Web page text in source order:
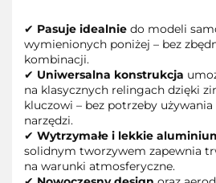
✔ Pasuje idealnie do modeli
wymienionych poniżej – bez
kombinacji.
✔ Uniwersalna konstrukcja
na klasycznych relingach dzięki
kluczowi – bez potrzeby
narzędzi.
✔ Wytrzymałe i lekkie
solidnym tworzywem zapewnia
na warunki atmosferyczne.